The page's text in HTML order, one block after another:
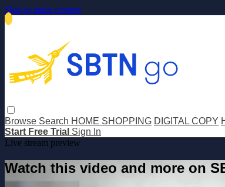
Skip to main content
Browse Search HOME SHOPPING DIGITAL COPY
Start Free Trial Sign In
Live stream preview
Watch this video and more on